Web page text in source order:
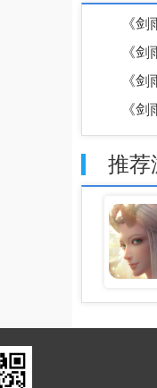
《
《
《
《
推荐